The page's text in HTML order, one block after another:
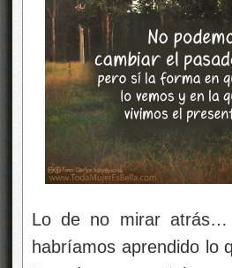
Lo de no mirar atrás…
habríamos aprendido lo